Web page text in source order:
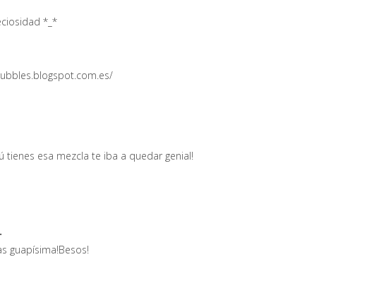
*_*
tienes esa mezcla te iba a quedar genial!
guapísima!Besos!